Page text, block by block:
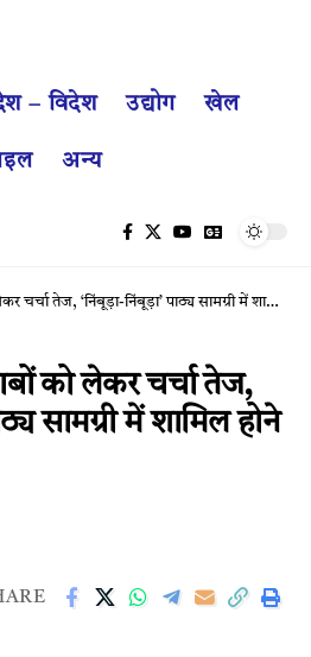
– विदेश उद्योग खेल
अन्य
‘निंबूड़ा-निंबूड़ा’ पाठ्य सामग्री में शामिल होने पर उठे सवाल
को लेकर चर्चा तेज,
सामग्री में शामिल होने